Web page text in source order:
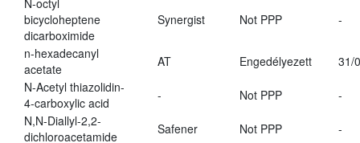
N-octyl
bicycloheptene
dicarboximide
Synergist Not PPP -
n-hexadecanyl
acetate
AT Engedélyezett
31/
N-Acetyl thiazolidin-
4-carboxylic acid
- Not PPP
-
N,N-Diallyl-2,2-
dichloroacetamide
Safener Not PPP
-